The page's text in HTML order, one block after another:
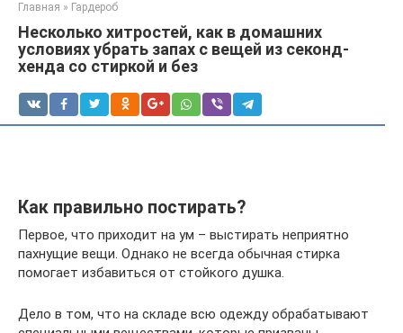
Главная » Гардероб
Несколько хитростей, как в домашних
условиях убрать запах с вещей из секонд-
хенда со стиркой и без
Как правильно постирать?
Первое, что приходит на ум – выстирать неприятно
пахнущие вещи. Однако не всегда обычная стирка
помогает избавиться от стойкого душка.
Дело в том, что на складе всю одежду обрабатывают